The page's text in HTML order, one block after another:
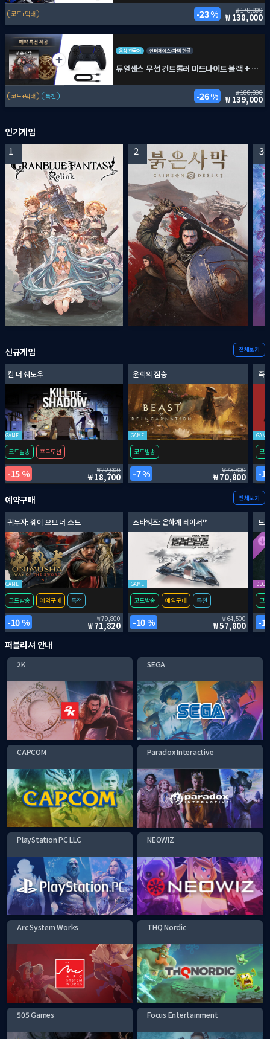
코드+택배 23 % 178,800
138,000
음성 한국어 인터페이스/자막 한글
듀얼센스 무선 컨트롤러 미드나이트 블랙 + PC용 USB 케이블 + 붉은사막
코드+택배 특전 26 % 188,800
139,000
인기게임
1 2 3
신규게임 전체보기
킬 더 쉐도우
GAME
코드발송 프로모션
15 % 22,000
18,700
윤회의 짐승
GAME
코드발송
7 % 75,800
70,800
즉
GAME
코
예약구매 전체보기
귀무자: 웨이 오브 더 소드
GAME
코드발송 예약구매 특전
10 % 79,800
71,820
스타워즈: 은하계 레이서™
GAME
코드발송 예약구매 특전
10 % 64,500
57,800
드
DLC
코
퍼블리셔 안내
2K SEGA
CAPCOM Paradox Interactive
PlayStation PC LLC NEOWIZ
Arc System Works THQ Nordic
505 Games Focus Entertainment